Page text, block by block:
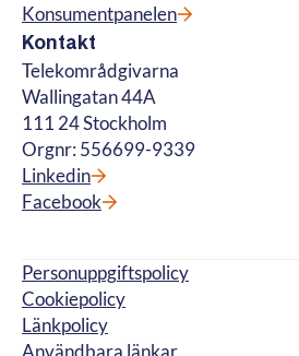
Konsumentpanelen
Kontakt
Telekområdgivarna
Wallingatan 44A
111 24 Stockholm
Orgnr: 556699-9339
Linkedin
Facebook
Personuppgiftspolicy
Cookiepolicy
Länkpolicy
Användbara länkar